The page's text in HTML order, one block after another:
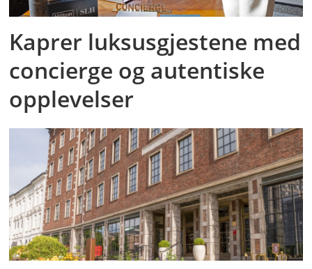
Kaprer luksusgjestene med
concierge og autentiske
opplevelser